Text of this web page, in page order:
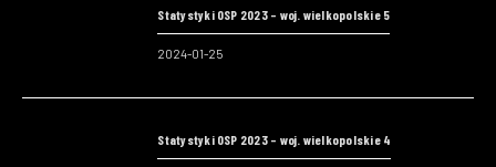
Statystyki OSP 2023 – woj. wielkopolskie 5
2024-01-25
Statystyki OSP 2023 – woj. wielkopolskie 4